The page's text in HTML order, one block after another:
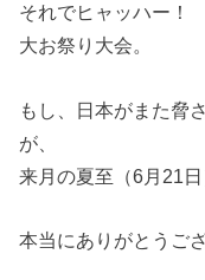
それでヒャッハー！
大お祭り大会。
もし、日本がまた脅
が、
来月の夏至（6月21
本当にありがとうご